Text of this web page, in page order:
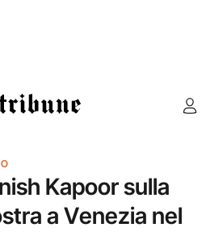
Kapoor sulla
a Venezia nel